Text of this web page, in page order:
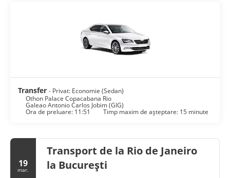
Transfer - Privat: Economie (Sedan)
Othon Palace Copacabana Rio
Galeao Antonio Carlos Jobim (GIG)
Ora de preluare: 11:51 Timp maxim de așteptare: 15 minute
19
mar.
Transport de la Rio de Janeiro
la București